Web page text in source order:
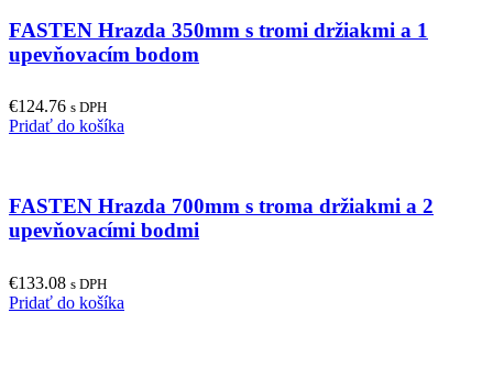
FASTEN Hrazda 350mm s tromi držiakmi a 1
upevňovacím bodom
€124.76 s DPH
Pridať do košíka
FASTEN Hrazda 700mm s troma držiakmi a 2
upevňovacími bodmi
€133.08 s DPH
Pridať do košíka